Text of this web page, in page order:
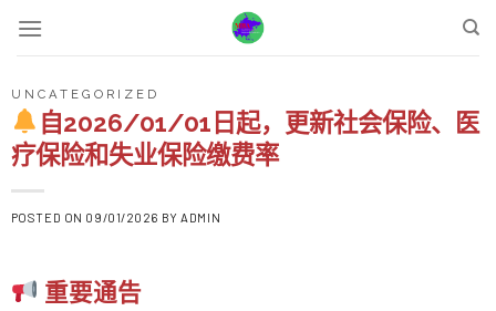
UNCATEGORIZED
自2026/01/01日起，更新社会保险、医
疗保险和失业保险缴费率
POSTED ON 09/01/2026 BY ADMIN
重要通告